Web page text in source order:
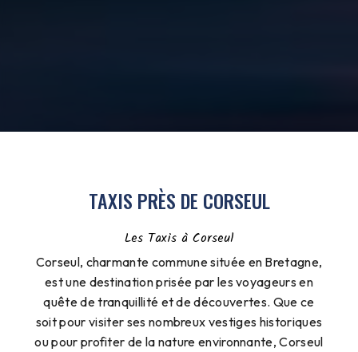
TAXIS PRÈS DE CORSEUL
Les Taxis à Corseul
Corseul, charmante commune située en Bretagne,
est une destination prisée par les voyageurs en
quête de tranquillité et de découvertes. Que ce
soit pour visiter ses nombreux vestiges historiques
ou pour profiter de la nature environnante, Corseul